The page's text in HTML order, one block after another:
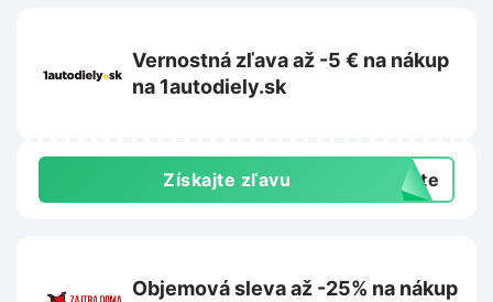
Vernostná zľava až -5 € na nákup
na 1autodiely.sk
Získajte zľavu exte
Objemová sleva až -25% na nákup